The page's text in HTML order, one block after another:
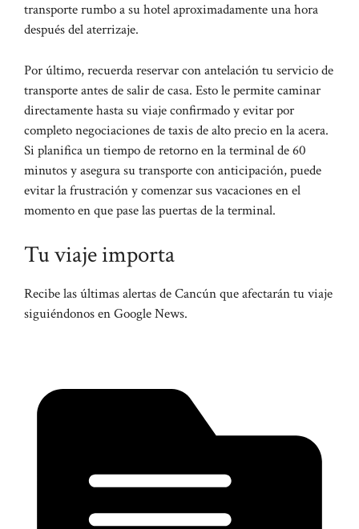
transporte rumbo a su hotel aproximadamente una hora
después del aterrizaje.
Por último, recuerda reservar con antelación tu servicio de
transporte antes de salir de casa. Esto le permite caminar
directamente hasta su viaje confirmado y evitar por
completo negociaciones de taxis de alto precio en la acera.
Si planifica un tiempo de retorno en la terminal de 60
minutos y asegura su transporte con anticipación, puede
evitar la frustración y comenzar sus vacaciones en el
momento en que pase las puertas de la terminal.
Tu viaje importa
Recibe las últimas alertas de Cancún que afectarán tu viaje
siguiéndonos en Google News.